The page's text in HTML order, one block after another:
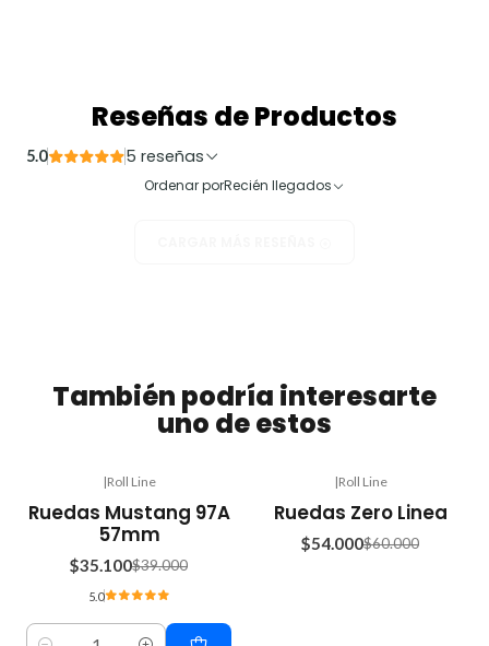
Reseñas de Productos
5.0 5 reseñas
Ordenar porRecién llegados
También podría interesarte
uno de estos
-10%
OFF
|Roll Line
Ruedas Mustang 97A
57mm
$35.100$39.000
5.0
-10%
OFF
|Roll Line
Ruedas Zero Linea
$54.000$60.000